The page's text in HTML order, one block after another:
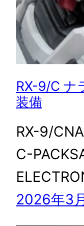
RX-9/C ナ
装備
RX-9/
C-
2026年3